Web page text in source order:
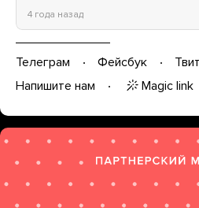
4 года назад
Телеграм Фейсбук
Напишите нам
Magic link